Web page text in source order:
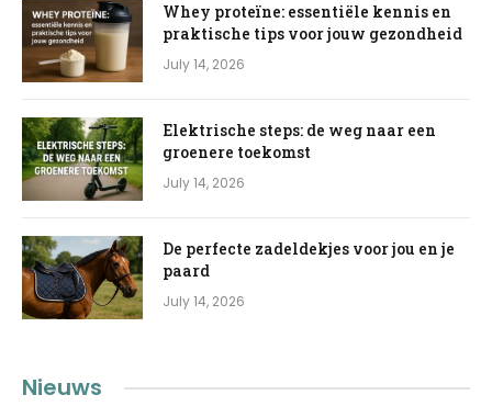
Whey proteïne: essentiële kennis en
praktische tips voor jouw gezondheid
July 14, 2026
Elektrische steps: de weg naar een
groenere toekomst
July 14, 2026
De perfecte zadeldekjes voor jou en je
paard
July 14, 2026
Nieuws